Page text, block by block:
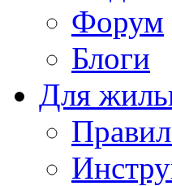
Форум
Блоги
Для